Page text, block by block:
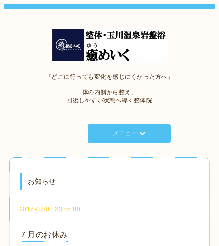
『どこに行っても変化を感じにくかった方へ』
体の内側から整え、
回復しやすい状態へ導く整体院
メニュー
お知らせ
2017-07-01 23:45:00
７月のお休み